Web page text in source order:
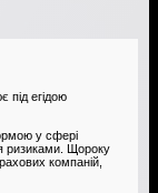
під егідою
у сфері
ризиками. Щороку
компаній,